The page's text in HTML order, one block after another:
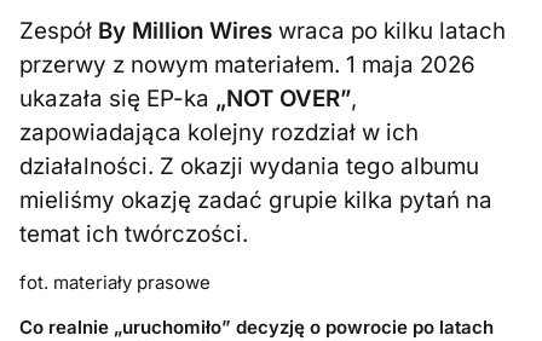
Zespół By Million Wires wraca po kilku latach
przerwy z nowym materiałem. 1 maja 2026
ukazała się EP-ka „NOT OVER”,
zapowiadająca kolejny rozdział w ich
działalności. Z okazji wydania tego albumu
mieliśmy okazję zadać grupie kilka pytań na
temat ich twórczości.
fot. materiały prasowe
Co realnie „uruchomiło” decyzję o powrocie po latach